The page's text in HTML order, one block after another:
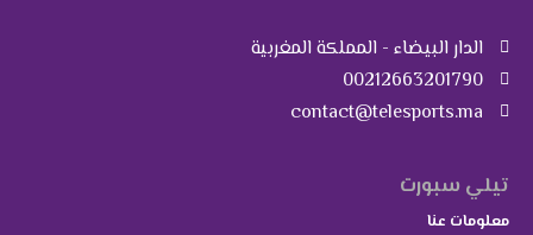
الدار البيضاء - المملكة المغربية
00212663201790
contact@telesports.ma
تيلي سبورت
معلومات عنا